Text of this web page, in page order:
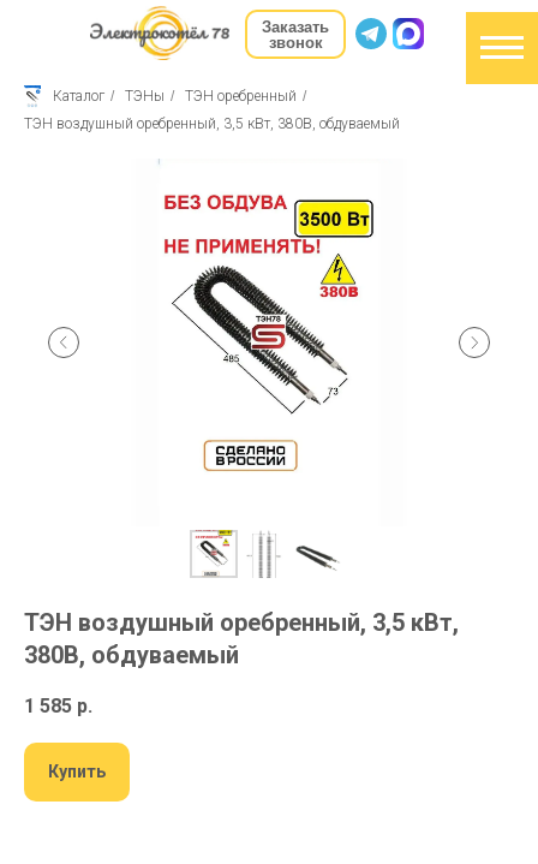
Заказать
звонок
Каталог / ТЭНы / ТЭН оребренный /
ТЭН воздушный оребренный, 3,5 кВт, 380В, обдуваемый
ТЭН воздушный оребренный, 3,5 кВт,
380В, обдуваемый
1 585 р.
Купить